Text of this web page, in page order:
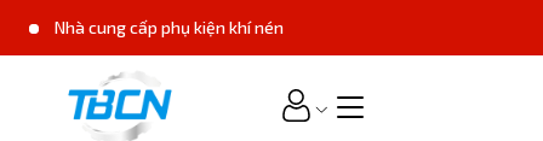
Nhà cung cấp phụ kiện khí nén